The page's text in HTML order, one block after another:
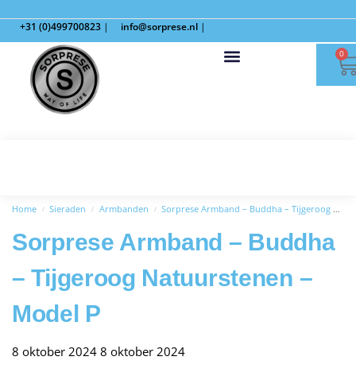
+31 (0)499700823 | info@sorprese.nl |
0
Home / Sieraden / Armbanden / Sorprese Armband – Buddha – Tijgeroog Natuurstenen – Model P
Sorprese Armband – Buddha
– Tijgeroog Natuurstenen –
Model P
8 oktober 2024 8 oktober 2024